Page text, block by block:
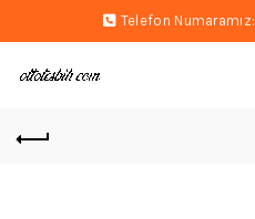
Telefon Numaramız: